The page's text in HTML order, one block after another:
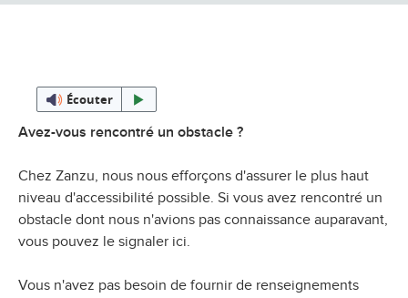
Écouter
Avez-vous rencontré un obstacle ?
Chez Zanzu, nous nous efforçons d'assurer le plus haut
niveau d'accessibilité possible. Si vous avez rencontré un
obstacle dont nous n'avions pas connaissance auparavant,
vous pouvez le signaler ici.
Vous n'avez pas besoin de fournir de renseignements